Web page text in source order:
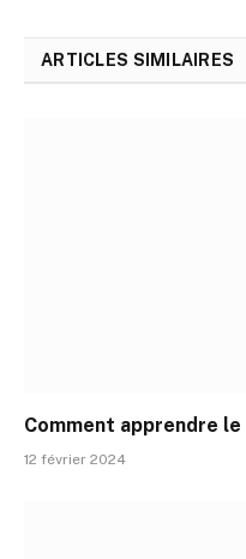
ARTICLES SIMILAIRES
Comment apprendre le
12 février 2024